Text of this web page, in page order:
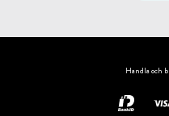
Handla och